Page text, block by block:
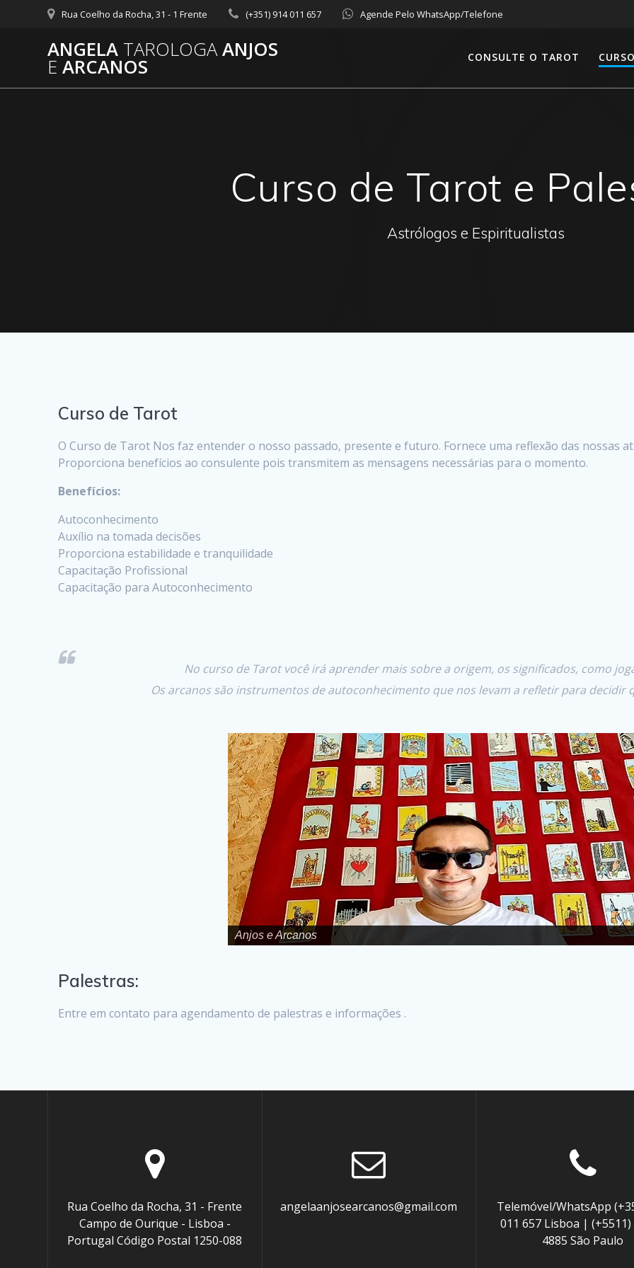
Rua Coelho da Rocha, 31 - 1 Frente (+351) 914 011 657 Agende Pelo WhatsApp/Telefone
ANGELA TAROLOGAANJOS
E ARCANOS CONSULTE O TAROT
Curso de Tarot e
Astrólogos e Espiritualistas
Curso de Tarot
O Curso de Tarot Nos faz entender o nosso passado, presente e futuro. Fornece uma reflexão das nossas
Proporciona benefícios ao consulente pois transmitem as mensagens necessárias para o momento.
Benefícios:
Autoconhecimento
Auxílio na tomada decisões
Proporciona estabilidade e tranquilidade
Capacitação Profissional
Capacitação para Autoconhecimento
No curso de Tarot você irá aprender mais sobre a origem, os significados, como
Os arcanos são instrumentos de autoconhecimento que nos levam a refletir para decidir
Anjos e Arcanos
Palestras:
Entre em contato para agendamento de palestras e informações .
Rua Coelho da Rocha, 31 - Frente
Campo de Ourique - Lisboa -
Portugal Código Postal 1250-088
angelaanjosearcanos@gmail.com
Telemóvel/WhatsApp
011 657 Lisboa | (+5511)
4885 São Paulo